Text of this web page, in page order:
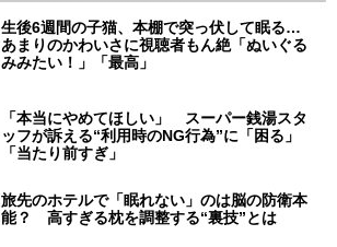
生後6週間の子猫、本棚で突っ伏して眠る…
あまりのかわいさに視聴者もん絶「ぬいぐる
みみたい！」「最高」
「本当にやめてほしい」 スーパー銭湯スタ
ッフが訴える“利用時のNG行為”に「困る」
「当たり前すぎ」
旅先のホテルで「眠れない」のは脳の防衛本
能？ 高すぎる枕を調整する“裏技”とは